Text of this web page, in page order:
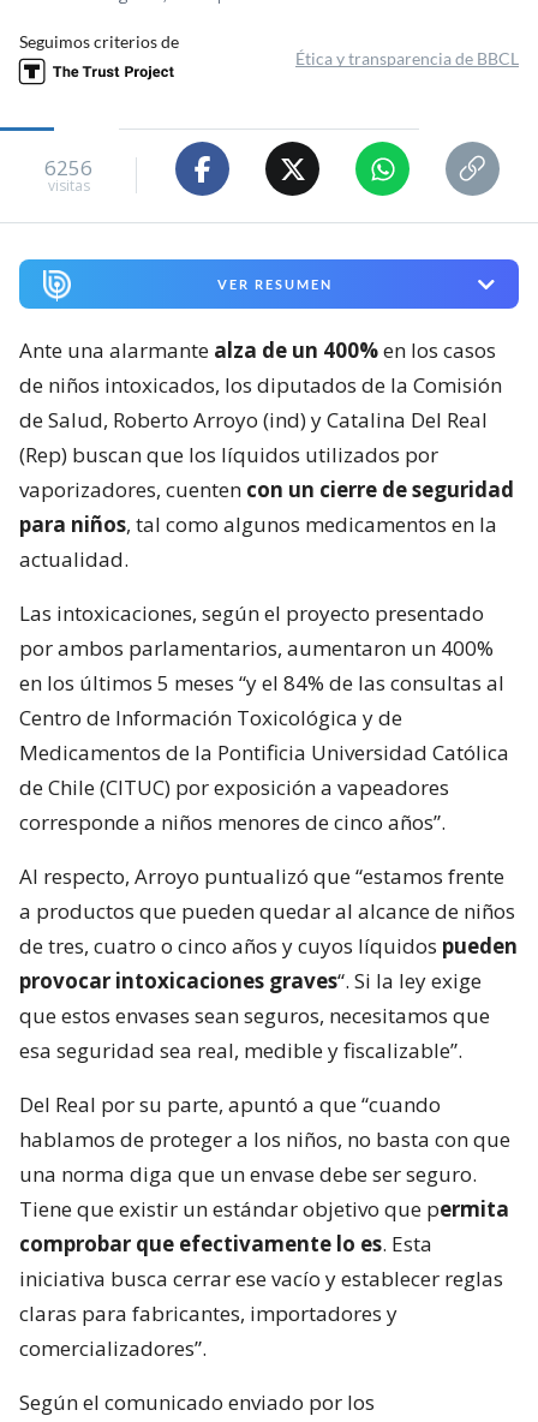
Seguimos criterios de
Ética y transparencia de BBCL
6256
visitas
VER RESUMEN
Ante una alarmante alza de un 400%en los casos
de niños intoxicados, los diputados de la Comisión
de Salud, Roberto Arroyo (ind) y Catalina Del Real
(Rep) buscan que los líquidos utilizados por
vaporizadores, cuenten con un cierre de seguridad
para niños, tal como algunos medicamentos en la
actualidad.
Las intoxicaciones, según el proyecto presentado
por ambos parlamentarios, aumentaron un 400%
en los últimos 5 meses “y el 84% de las consultas al
Centro de Información Toxicológica y de
Medicamentos de la Pontificia Universidad Católica
de Chile (CITUC) por exposición a vapeadores
corresponde a niños menores de cinco años”.
Al respecto, Arroyo puntualizó que “estamos frente
a productos que pueden quedar al alcance de niños
de tres, cuatro o cinco años y cuyos líquidos pueden
provocar intoxicaciones graves“. Si la ley exige
que estos envases sean seguros, necesitamos que
esa seguridad sea real, medible y fiscalizable”.
Del Real por su parte, apuntó a que “cuando
hablamos de proteger a los niños, no basta con que
una norma diga que un envase debe ser seguro.
Tiene que existir un estándar objetivo que permita
comprobar que efectivamente lo es. Esta
iniciativa busca cerrar ese vacío y establecer reglas
claras para fabricantes, importadores y
comercializadores”.
Según el comunicado enviado por los